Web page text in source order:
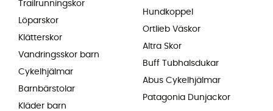
Trailrunningskor
Löparskor
Klätterskor
Vandringsskor barn
Cykelhjälmar
Barnbärstolar
Kläder barn
Hundkoppel
Ortlieb Väskor
Altra Skor
Buff Tubhalsdukar
Abus Cykelhjälmar
Patagonia Dunjackor